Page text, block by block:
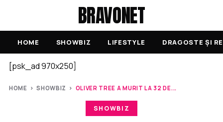
BRAVONET
HOME SHOWBIZ LIFESTYLE DRAGOSTE ȘI
[psk_ad 970x250]
HOME ›SHOWBIZ › OLIVER TREE A MURIT LA 32 DE...
SHOWBIZ